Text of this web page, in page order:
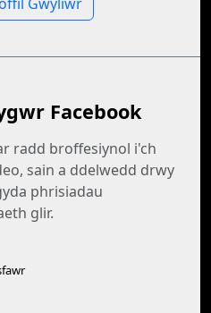
Facebook
radd broffesiynol i'ch
sain a ddelwedd drwy
phrisiadau
glir.